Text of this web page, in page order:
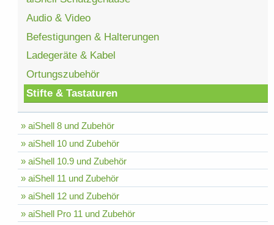
Audio & Video
Befestigungen & Halterungen
Ladegeräte & Kabel
Ortungszubehör
Stifte & Tastaturen
» aiShell 8 und Zubehör
» aiShell 10 und Zubehör
» aiShell 10.9 und Zubehör
» aiShell 11 und Zubehör
» aiShell 12 und Zubehör
» aiShell Pro 11 und Zubehör